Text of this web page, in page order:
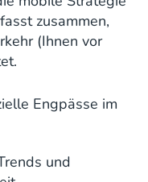
zusammen,
(Ihnen vor
Engpässe im
und